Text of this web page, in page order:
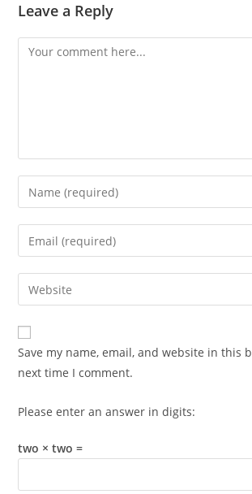
Leave a Reply
Comment
Enter
your
name
comment
Enter
your
email
address
comment
Enter
your
website
URL
(optional)
Save my name, email, and website in this
next time I comment.
Please enter an answer in digits:
two × two =